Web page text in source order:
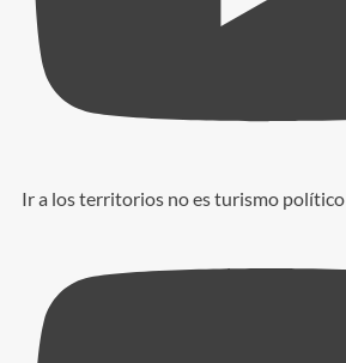
Ir a los territorios no es turismo político